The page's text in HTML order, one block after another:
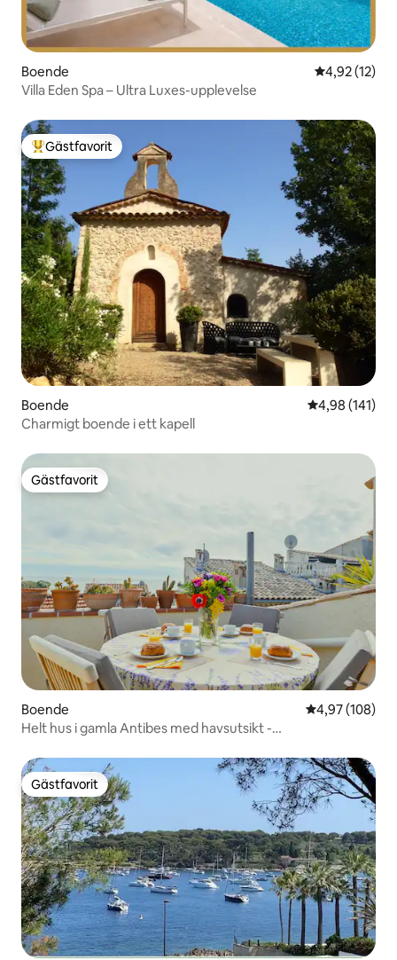
Boende 4,92 av 5 i
4,92 (12)
Villa Eden Spa – Ultra Luxes-upplevelse
Populär gästfavorit
Gästfavorit
Boende 4,98 av 5 i
4,98 (141)
Charmigt boende i ett kapell
Gästfavorit
Gästfavorit
Boende 4,97 av 5 i
4,97 (108)
Helt hus i gamla Antibes med havsutsikt -
Gästfavorit
Gästfavorit